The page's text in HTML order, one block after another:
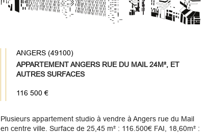
ANGERS (49100)
APPARTEMENT ANGERS RUE DU MAIL 24M², ET
AUTRES SURFACES
116 500 €
Plusieurs appartement studio à vendre à Angers rue du Mail
en centre ville. Surface de 25,45 m² : 116.500€ FAI, 18,60m² :